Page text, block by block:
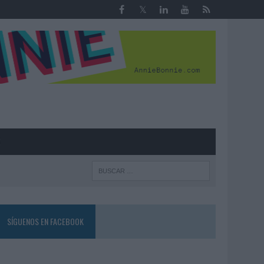
SÍGUENOS EN FACEBOOK